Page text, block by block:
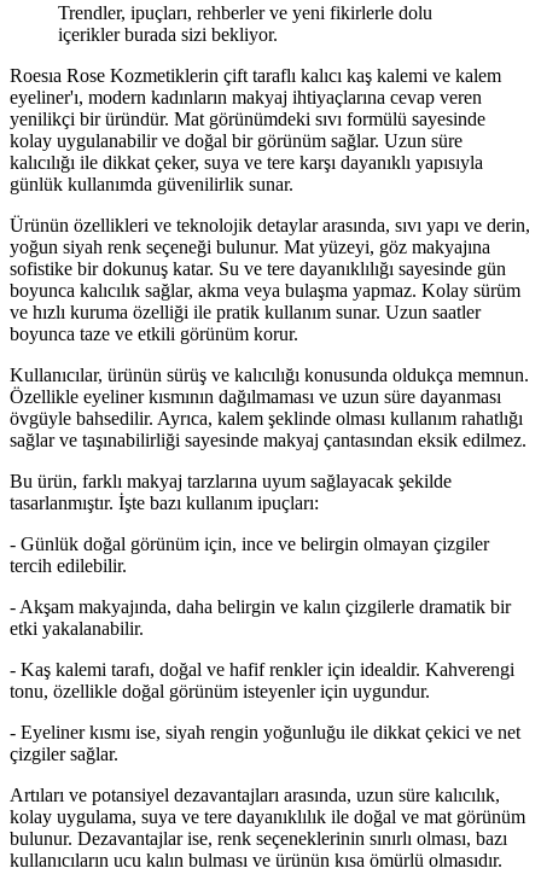
Trendler, ipuçları, rehberler ve yeni fikirlerle dolu
içerikler burada sizi bekliyor.
Roesıa Rose Kozmetiklerin çift taraflı kalıcı kaş kalemi ve kalem
eyeliner'ı, modern kadınların makyaj ihtiyaçlarına cevap veren
yenilikçi bir üründür. Mat görünümdeki sıvı formülü sayesinde
kolay uygulanabilir ve doğal bir görünüm sağlar. Uzun süre
kalıcılığı ile dikkat çeker, suya ve tere karşı dayanıklı yapısıyla
günlük kullanımda güvenilirlik sunar.
Ürünün özellikleri ve teknolojik detaylar arasında, sıvı yapı ve derin,
yoğun siyah renk seçeneği bulunur. Mat yüzeyi, göz makyajına
sofistike bir dokunuş katar. Su ve tere dayanıklılığı sayesinde gün
boyunca kalıcılık sağlar, akma veya bulaşma yapmaz. Kolay sürüm
ve hızlı kuruma özelliği ile pratik kullanım sunar. Uzun saatler
boyunca taze ve etkili görünüm korur.
Kullanıcılar, ürünün sürüş ve kalıcılığı konusunda oldukça memnun.
Özellikle eyeliner kısmının dağılmaması ve uzun süre dayanması
övgüyle bahsedilir. Ayrıca, kalem şeklinde olması kullanım rahatlığı
sağlar ve taşınabilirliği sayesinde makyaj çantasından eksik edilmez.
Bu ürün, farklı makyaj tarzlarına uyum sağlayacak şekilde
tasarlanmıştır. İşte bazı kullanım ipuçları:
- Günlük doğal görünüm için, ince ve belirgin olmayan çizgiler
tercih edilebilir.
- Akşam makyajında, daha belirgin ve kalın çizgilerle dramatik bir
etki yakalanabilir.
- Kaş kalemi tarafı, doğal ve hafif renkler için idealdir. Kahverengi
tonu, özellikle doğal görünüm isteyenler için uygundur.
- Eyeliner kısmı ise, siyah rengin yoğunluğu ile dikkat çekici ve net
çizgiler sağlar.
Artıları ve potansiyel dezavantajları arasında, uzun süre kalıcılık,
kolay uygulama, suya ve tere dayanıklılık ile doğal ve mat görünüm
bulunur. Dezavantajlar ise, renk seçeneklerinin sınırlı olması, bazı
kullanıcıların ucu kalın bulması ve ürünün kısa ömürlü olmasıdır.